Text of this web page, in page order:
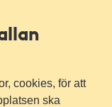
cookies, för att
ska